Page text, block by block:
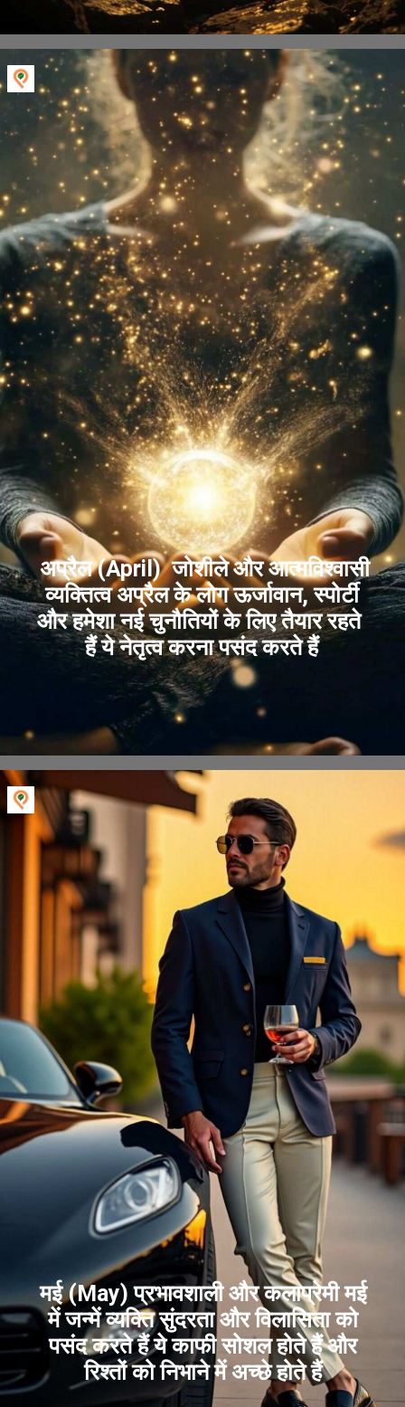
अप्रैल (April) जोशीले और आत्मविश्वासी
व्यक्तित्व अप्रैल के लोग ऊर्जावान, स्पोर्टी
और हमेशा नई चुनौतियों के लिए तैयार रहते
हैं ये नेतृत्व करना पसंद करते हैं
मई (May) प्रभावशाली और कलाप्रेमी मई
में जन्में व्यक्ति सुंदरता और विलासिता को
पसंद करते हैं ये काफी सोशल होते हैं और
रिश्तों को निभाने में अच्छे होते हैं